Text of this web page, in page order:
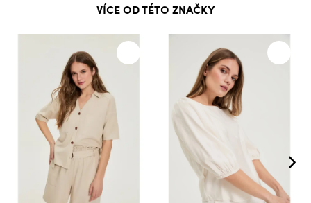
VÍCE OD TÉTO ZNAČKY